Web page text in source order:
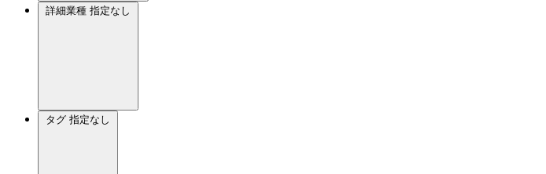
詳細業種 指定なし
タグ 指定なし